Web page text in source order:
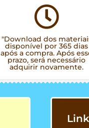
"Download dos
disponível por 365 dias
após a compra. Após
prazo, será necessário
adquirir novamente.